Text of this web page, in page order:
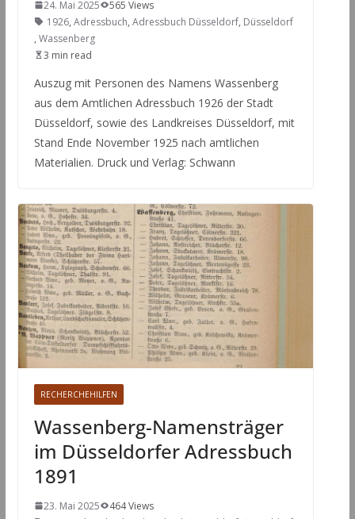
24. Mai 2025
565 Views
1926, Adressbuch, Adressbuch Düsseldorf, Düsseldorf
, Wassenberg
3 min read
Auszug mit Personen des Namens Wassenberg
aus dem Amtlichen Adressbuch 1926 der Stadt
Düsseldorf, sowie des Landkreises Düsseldorf, mit
Stand Ende November 1925 nach amtlichen
Materialien. Druck und Verlag: Schwann
RECHERCHEHILFEN
Wassenberg-Namensträger
im Düsseldorfer Adressbuch
1891
23. Mai 2025
464 Views